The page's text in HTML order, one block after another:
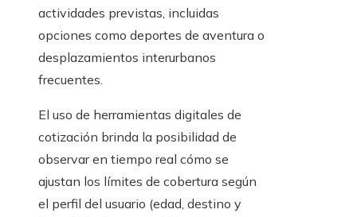
actividades previstas, incluidas
opciones como deportes de aventura o
desplazamientos interurbanos
frecuentes.
El uso de herramientas digitales de
cotización brinda la posibilidad de
observar en tiempo real cómo se
ajustan los límites de cobertura según
el perfil del usuario (edad, destino y